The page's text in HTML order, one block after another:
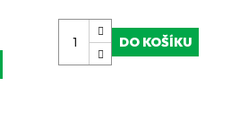
DO KOŠÍKU